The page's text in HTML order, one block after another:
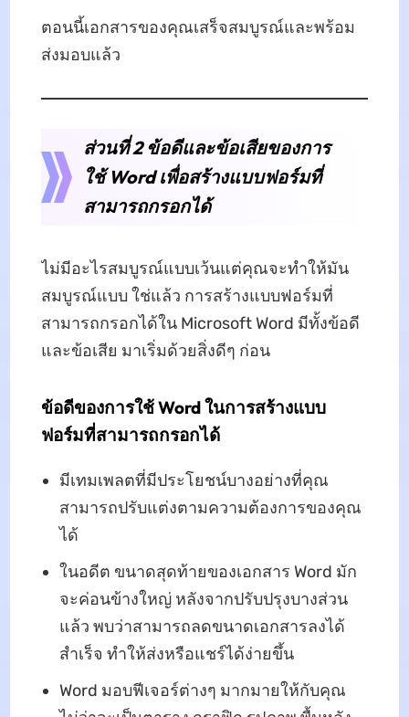
ตอนนี้เอกสารของคุณเสร็จสมบูรณ์และพร้อม
ส่งมอบแล้ว
ส่วนที่ 2 ข้อดีและข้อเสียของการ
ใช้ Word เพื่อสร้างแบบฟอร์มที่
สามารถกรอกได้
ไม่มีอะไรสมบูรณ์แบบเว้นแต่คุณจะทำให้มัน
สมบูรณ์แบบ ใช่แล้ว การสร้างแบบฟอร์มที่
สามารถกรอกได้ใน Microsoft Word มีทั้งข้อดี
และข้อเสีย มาเริ่มด้วยสิ่งดีๆ ก่อน
ข้อดีของการใช้ Word ในการสร้างแบบ
ฟอร์มที่สามารถกรอกได้
มีเทมเพลตที่มีประโยชน์บางอย่างที่คุณ
สามารถปรับแต่งตามความต้องการของคุณ
ได้
ในอดีต ขนาดสุดท้ายของเอกสาร Word มัก
จะค่อนข้างใหญ่ หลังจากปรับปรุงบางส่วน
แล้ว พบว่าสามารถลดขนาดเอกสารลงได้
สำเร็จ ทำให้ส่งหรือแชร์ได้ง่ายขึ้น
Word มอบฟีเจอร์ต่างๆ มากมายให้กับคุณ